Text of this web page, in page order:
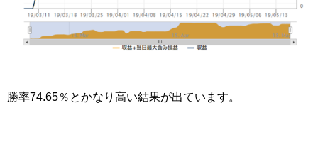
勝率74.65％とかなり高い結果が出ています。